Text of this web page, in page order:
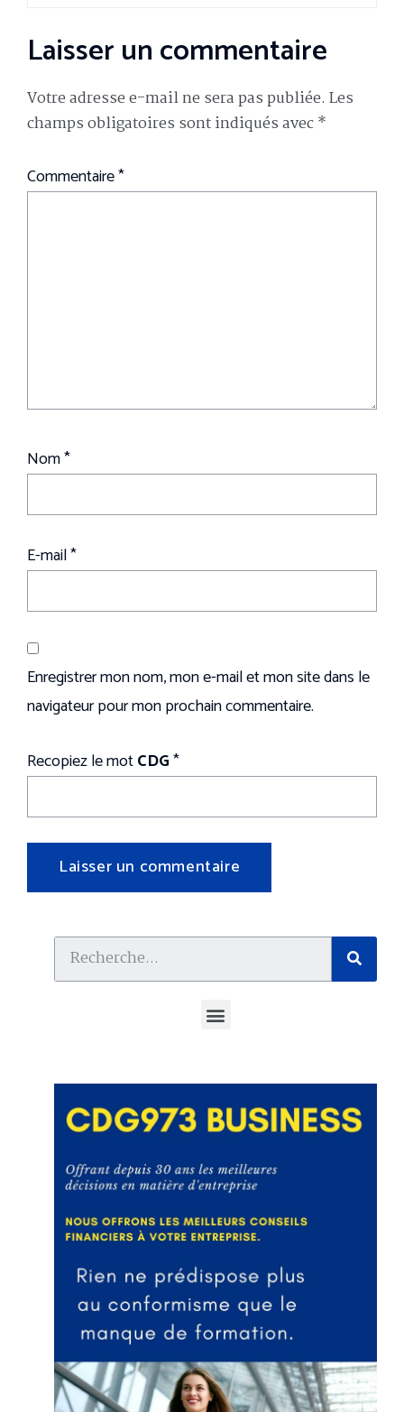
Laisser un commentaire
Votre adresse e-mail ne sera pas publiée. Les
champs obligatoires sont indiqués avec*
Commentaire*
Nom*
E-mail*
Enregistrer mon nom, mon e-mail et mon site dans le
navigateur pour mon prochain commentaire.
Recopiez le motCDG*